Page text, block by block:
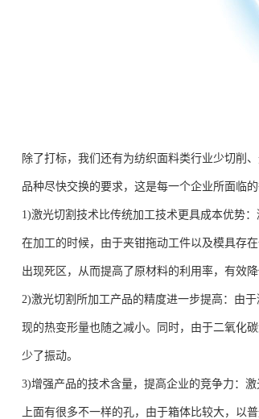
除了打标，我们还有为纺织面料类行业少切削
品种尽快交换的要求，这是每一个企业所面临
1)激光切割技术比传统加工技术更具成本优势
在加工的时候，由于夹钳拖动工件以及模具存
出现死区，从而提高了原材料的利用率，有效
2)激光切割所加工产品的精度进一步提高：由
现的热变形量也随之减小。同时，由于二氧化
少了振动。
3)增强产品的技术含量，提高企业的竞争力：
上面有很多不一样的孔，由于箱体比较大，以